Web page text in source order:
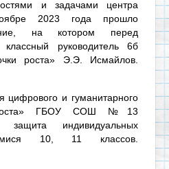
и задачами центра
2023 года прошло
на котором перед
руководитель 6б
роста» Э.Э. Исмайлов.
цифрового и гуманитарного
роста» ГБОУ СОШ №13
защита индивидуальных
10, 11 классов.